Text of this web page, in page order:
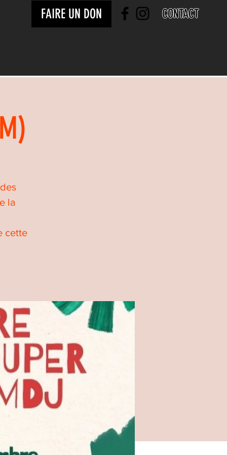
FAIRE UN DON CONTACT
la
cette